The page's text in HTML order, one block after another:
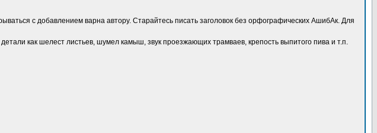
с добавлением варна автору. Старайтесь писать заголовок без орфографических АшибАк. Для
как шелест листьев, шумел камыш, звук проезжающих трамваев, крепость выпитого пива и т.п.